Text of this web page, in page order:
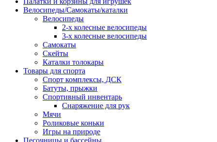
Велосипеды/Самокаты/каталки
Велосипеды
2-х колесные велосипеды
3-х колесные велосипеды
Самокаты
Скейты
Каталки толокары
Товары для спорта
Спорт комплексы, ДСК
Батуты, прыжки
Спортивный инвентарь
Снаряжение для рук
Мячи
Роликовые коньки
Игры на природе
Песочницы и бассейны